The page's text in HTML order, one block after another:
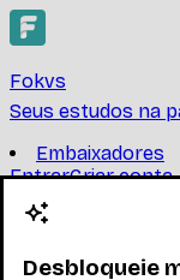
Fokvs
Seus estudos na
Embaixadores
EntrarCriar conta
Criar conta
Quântica
Desbloqueie